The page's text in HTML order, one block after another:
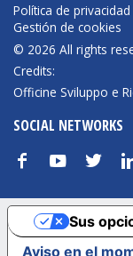
Política de privacidad
Gestión de cookies
© 2026 All rights
Credits:
Officine Sviluppo e
SOCIAL NETWORKS
f y t
Aviso en el
Sus